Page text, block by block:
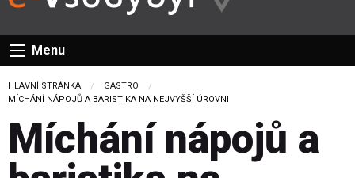
Menu
HLAVNÍ STRÁNKA
GASTRO
CURRENT:
MÍCHÁNÍ NÁPOJŮ A BARISTIKA NA NEJVYŠŠÍ ÚROVNI
Míchání nápojů a